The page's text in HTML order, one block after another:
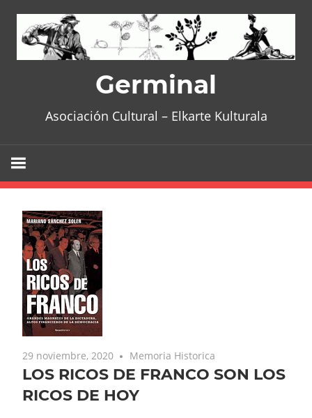
content
Germinal
Asociación Cultural – Elkarte Kulturala
29 noviembre, 2020 Memoria Historica
LOS RICOS DE FRANCO SON LOS
RICOS DE HOY